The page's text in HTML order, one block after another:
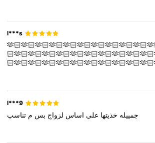
l***s
l***9
جمييله خذيتها على اساس لزواج بس م تناسب